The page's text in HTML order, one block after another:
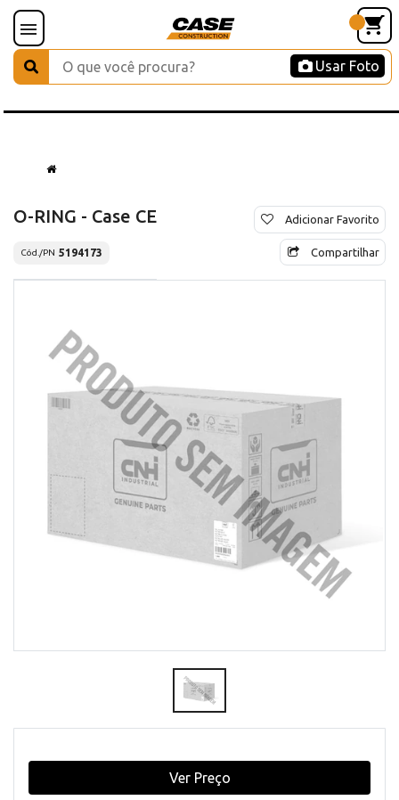
Usar Foto
O-RING - Case CE
Cód./PN 5194173
Adicionar Favorito
Compartilhar
Ver Preço